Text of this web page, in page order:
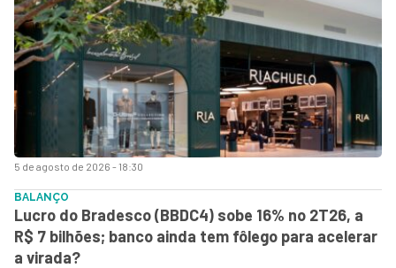
5 de agosto de 2026 - 18:30
BALANÇO
Lucro do Bradesco (BBDC4) sobe 16% no 2T26, a
R$ 7 bilhões; banco ainda tem fôlego para acelerar
a virada?